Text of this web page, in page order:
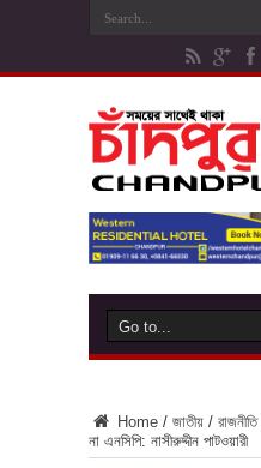
Home / জাতীয় / রাজনীতি
না এনসিপি: নাসীরুদ্দীন পাটওয়ারী